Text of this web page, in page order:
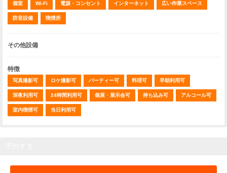
個室 Wi-Fi 電源・コンセント インターネット 広い作業スペース
防音設備 喫煙所
その他設備
特徴
写真撮影可 ロケ撮影可 パーティー可 料理可 早朝利用可
深夜利用可 24時間利用可 個展・展示会可 持ち込み可 アルコール可
室内喫煙可 当日利用可